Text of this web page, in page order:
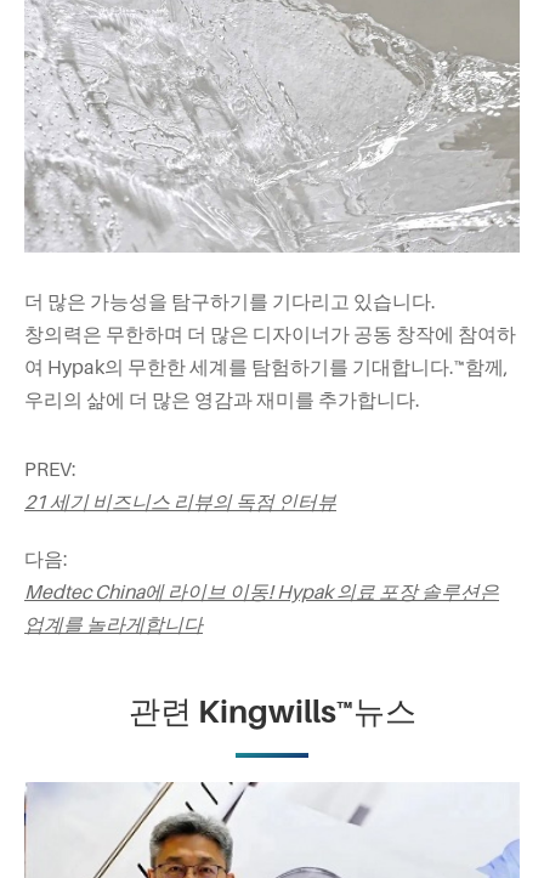
더 많은 가능성을 탐구하기를 기다리고 있습니다.
창의력은 무한하며 더 많은 디자이너가 공동 창작에 참여하
여 Hypak의 무한한 세계를 탐험하기를 기대합니다.™함께,
우리의 삶에 더 많은 영감과 재미를 추가합니다.
PREV:
21 세기 비즈니스 리뷰의 독점 인터뷰
다음:
Medtec China에 라이브 이동! Hypak 의료 포장 솔루션은
업계를 놀라게합니다
관련 Kingwills™뉴스